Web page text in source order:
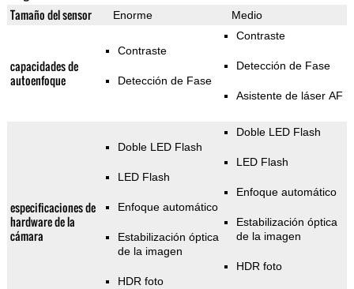
Tamaño del sensor Enorme Medio
capacidades de
autoenfoque
Contraste
Detección de Fase
Contraste
Detección de Fase
Asistente de láser AF
especificaciones de
hardware de la
cámara
Doble LED Flash
LED Flash
Enfoque automático
Estabilización óptica
de la imagen
HDR foto
Doble LED Flash
LED Flash
Enfoque automático
Estabilización óptica
de la imagen
HDR foto